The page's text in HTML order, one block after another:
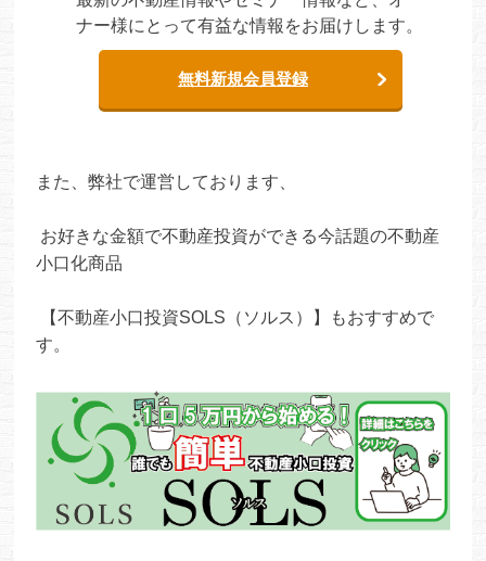
ナー様にとって有益な情報をお届けします。
無料新規会員登録
また、弊社で運営しております、
お好きな金額で不動産投資ができる今話題の不動産
小口化商品
【不動産小口投資SOLS（ソルス）】もおすすめで
す。